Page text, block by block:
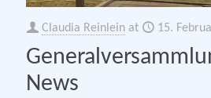
Claudia Reinlein at 15.
News